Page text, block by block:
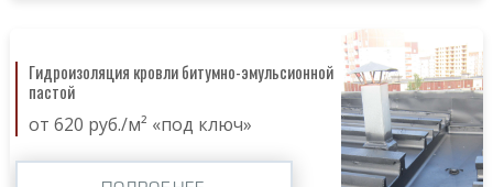
Гидроизоляция кровли битумно-эмульсионной
пастой
от 620 руб./м² «под ключ»